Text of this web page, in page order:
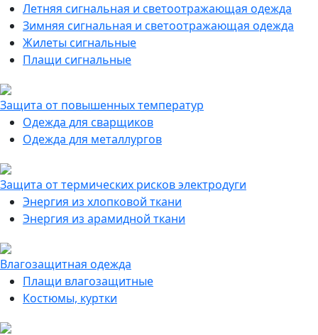
Летняя сигнальная и светоотражающая одежда
Зимняя сигнальная и светоотражающая одежда
Жилеты сигнальные
Плащи сигнальные
Защита от повышенных температур
Одежда для сварщиков
Одежда для металлургов
Защита от термических рисков электродуги
Энергия из хлопковой ткани
Энергия из арамидной ткани
Влагозащитная одежда
Плащи влагозащитные
Костюмы, куртки